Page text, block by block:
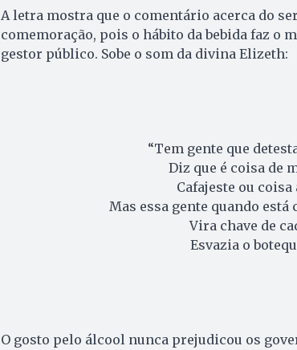
A letra mostra que o comentário acerca do
comemoração, pois o hábito da bebida faz o
gestor público. Sobe o som da divina Elizeth:
“Tem gente que
Diz que é coisa de
Cafajeste ou coisa
Mas essa gente quando está
Vira chave de
Esvazia o
O gosto pelo álcool nunca prejudicou os